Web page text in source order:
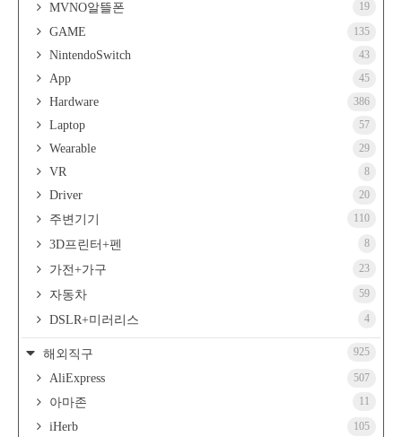
MVNO알뜰폰 19
GAME 135
NintendoSwitch 43
App 45
Hardware 386
Laptop 57
Wearable 29
VR 8
Driver 20
주변기기 110
3D프린터+펜 8
가전+가구 23
자동차 59
DSLR+미러리스 4
해외직구 925
AliExpress 507
아마존 11
iHerb 105